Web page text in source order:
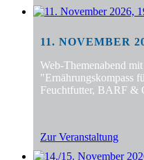
11. NOVEMBER
Web-Themenabend
"Ernährungskompass
Feuchtfutter, BARF &
Zur Veranstaltung